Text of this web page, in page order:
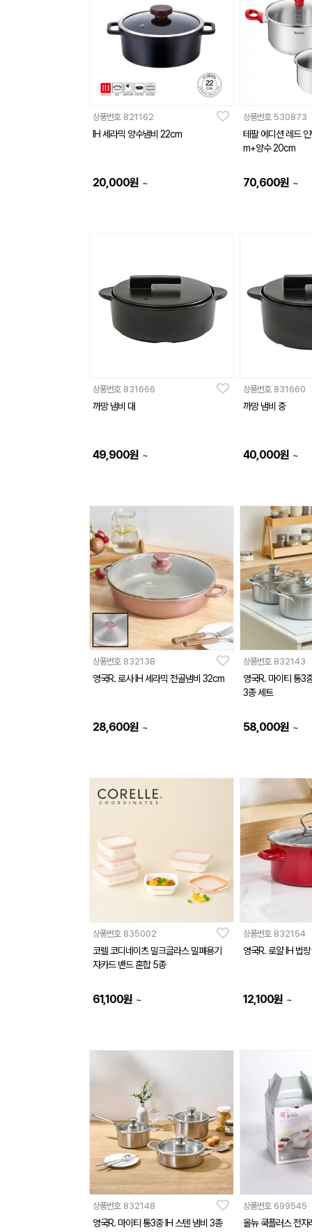
상품번호 821162
IH 세라믹 양수냄비 22cm
20,000원 ~
상품번호 530873
테팔 에디션 레드
m+양수 20cm
70,600원 ~
상품번호 831666
까망 냄비 대
49,900원 ~
상품번호 831660
까망 냄비 중
40,000원 ~
상품번호 832138
영국R. 로사 IH 세라믹 전골냄비 32cm
28,600원 ~
상품번호 832143
영국R. 마이티 통3
3종 세트
58,000원 ~
상품번호 835002
코렐 코디네이츠 밀크글라스 밀폐용기
자카드 밴드 혼합 5종
61,100원 ~
상품번호 832154
영국R. 로얄 IH 법
12,100원 ~
상품번호 832148
영국R. 마이티 통3중 IH 스텐 냄비 3종
상품번호 699545
올뉴 쿡플러스 전자